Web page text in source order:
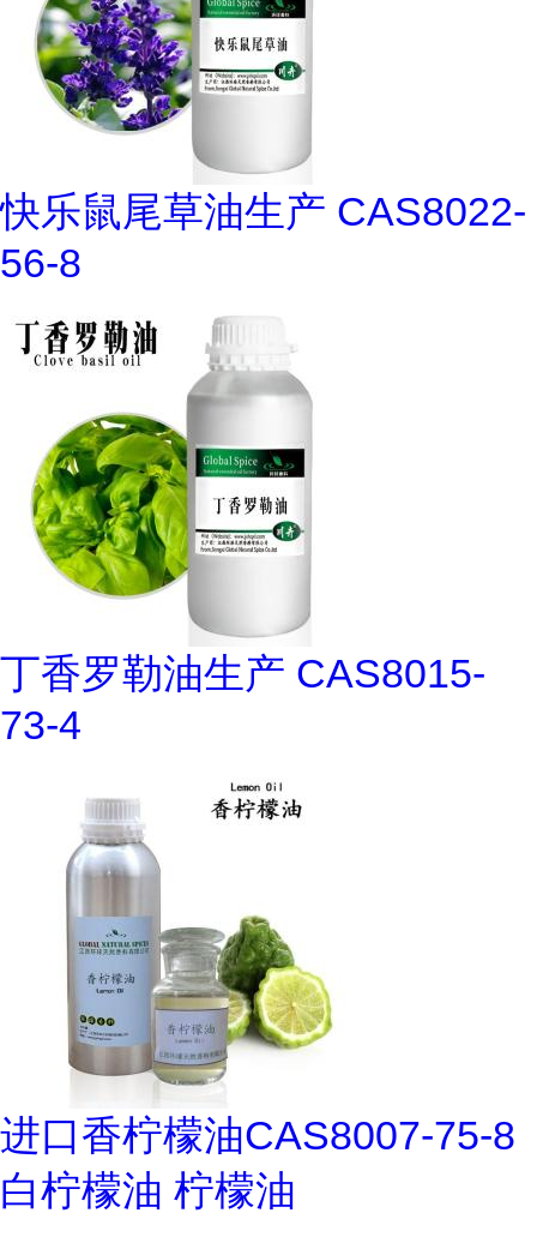
快乐鼠尾草油生产 CAS8022-
56-8
丁香罗勒油生产 CAS8015-
73-4
进口香柠檬油CAS8007-75-8
白柠檬油 柠檬油